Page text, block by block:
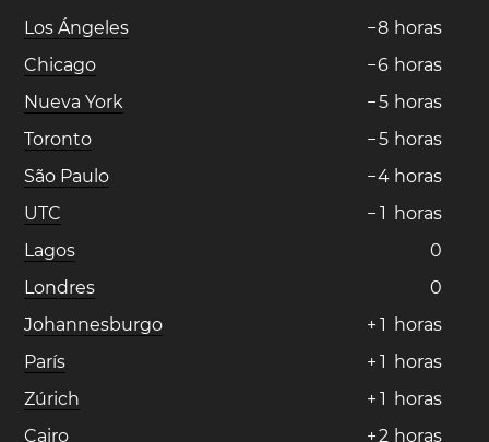
Los Ángeles −8 horas
Chicago
−6 horas
Nueva York
−5 horas
Toronto
−5 horas
São Paulo
−4 horas
UTC
− 1 horas
Lagos
0
Londres
0
Johannesburgo
+ 1 horas
París
+ 1 horas
Zúrich
+ 1 horas
Cairo
+2 horas